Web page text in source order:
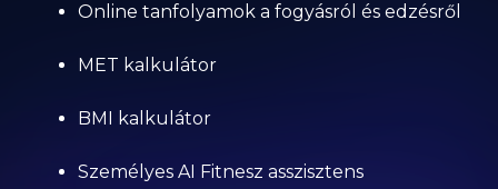
Online tanfolyamok a fogyásról és edzésről
MET kalkulátor
BMI kalkulátor
Személyes AI Fitnesz asszisztens